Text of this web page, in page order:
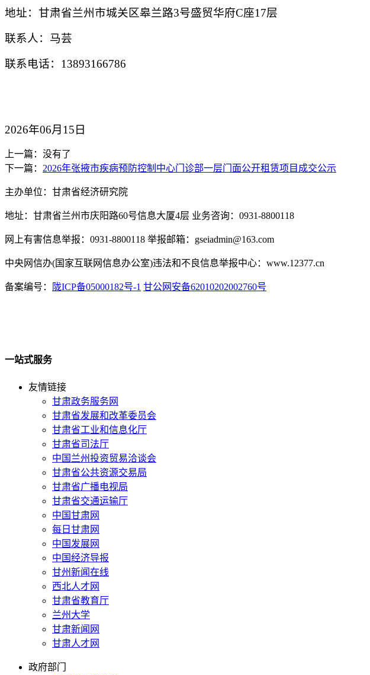
地址：甘肃省兰州市城关区皋兰路3号盛贸华府C座17层
联系人：马芸
联系电话：13893166786
2026年06月15日
上一篇：没有了
下一篇： 2026年张掖市疾病预防控制中心门诊部一层门面公开租赁项目成交公示
主办单位：甘肃省经济研究院
地址：甘肃省兰州市庆阳路60号信息大厦4层 业务咨询：0931-8800118
网上有害信息举报：0931-8800118 举报邮箱：gseiadmin@163.com
中央网信办(国家互联网信息办公室)违法和不良信息举报中心：www.12377.cn
备案编号： 陇ICP备05000182号-1 甘公网安备62010202002760号
一站式服务
友情链接
甘肃政务服务网
甘肃省发展和改革委员会
甘肃省工业和信息化厅
甘肃省司法厅
中国兰州投资贸易洽谈会
甘肃省公共资源交易局
甘肃省广播电视局
甘肃省交通运输厅
中国甘肃网
每日甘肃网
中国发展网
中国经济导报
甘州新闻在线
西北人才网
甘肃省教育厅
兰州大学
甘肃新闻网
甘肃人才网
政府部门